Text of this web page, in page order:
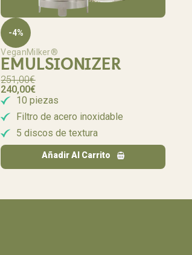
-4%
VeganMilker®
EMULSIONIZER
251,00€
240,00€
10 piezas
Filtro de acero inoxidable
5 discos de textura
Añadir Al Carrito